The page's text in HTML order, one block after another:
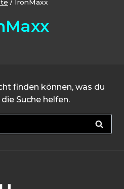
/ IronMaxx
finden können, was du
Suche helfen.